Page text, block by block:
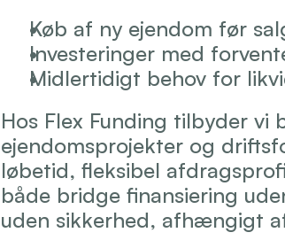
Køb af ny ejendom før
Investeringer med
Midlertidigt behov for
Hos Flex Funding tilbyder vi
ejendomsprojekter og
løbetid, fleksibel
både bridge finansiering
uden sikkerhed, afhængigt